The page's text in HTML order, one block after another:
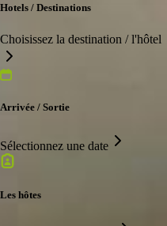
Hotels / Destinations
Choisissez la destination / l'hôtel
Arrivée / Sortie
Sélectionnez une date
Les hôtes